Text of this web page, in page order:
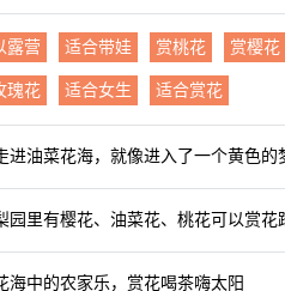
露营 适合带娃 赏桃花 赏樱花
瑰花 适合女生 适合赏花
进油菜花海，就像进入了一个黄色的
园里有樱花、油菜花、桃花可以赏花
海中的农家乐，赏花喝茶嗨太阳